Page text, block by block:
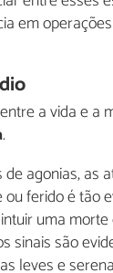
em
a vida e a
.
agonias, as
ferido é tão
uma
sinais são
leves e